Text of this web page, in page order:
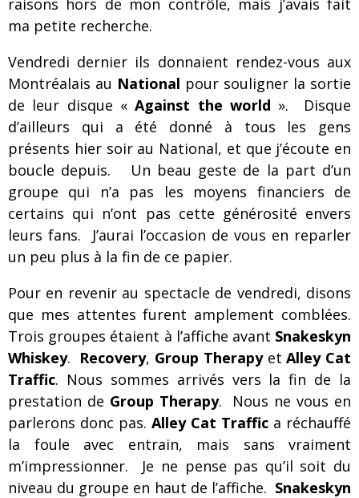
raisons hors de mon contrôle, mais j’avais fait
ma petite recherche.
Vendredi dernier ils donnaient rendez-vous aux
Montréalais au National pour souligner la sortie
de leur disque «Against the world ». Disque
d’ailleurs qui a été donné à tous les gens
présents hier soir au National, et que j’écoute en
boucle depuis. Un beau geste de la part d’un
groupe qui n’a pas les moyens financiers de
certains qui n’ont pas cette générosité envers
leurs fans. J’aurai l’occasion de vous en reparler
un peu plus à la fin de ce papier.
Pour en revenir au spectacle de vendredi, disons
que mes attentes furent amplement comblées.
Trois groupes étaient à l’affiche avant Snakeskyn
Whiskey. Recovery, Group TherapyetAlley Cat
Traffic. Nous sommes arrivés vers la fin de la
prestation de Group Therapy. Nous ne vous en
parlerons donc pas. Alley Cat Traffic a réchauffé
la foule avec entrain, mais sans vraiment
m’impressionner. Je ne pense pas qu’il soit du
niveau du groupe en haut de l’affiche. Snakeskyn